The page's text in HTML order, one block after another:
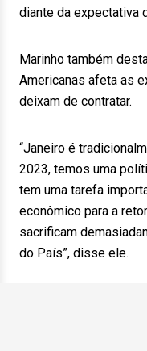
diante da expectativa
Marinho também
Americanas afeta as
deixam de contratar.
“Janeiro é
2023, temos uma
tem uma tarefa
econômico para a
sacrificam
do País”, disse ele.